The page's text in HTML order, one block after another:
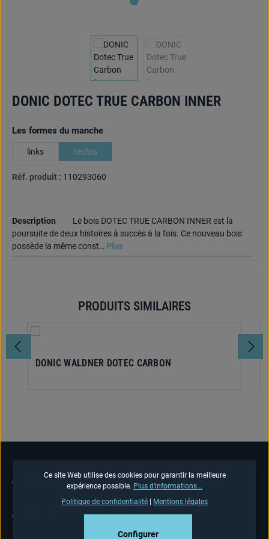
DONIC DOTEC TRUE CARBON INNER
Sélectionnez
Les formes du manche
links rechts
Réf. produit : 110293060
Description
Le bois DOTEC TRUE CARBON INNER est la
poursuite de deux histoires à succès à la fois. Ce nouveau bois
possède la même const… Plus
Ignorer la galerie de produitsPRODUITS SIMILAIRES
DONIC WALDNER DOTEC CARBON
ASSISTANCE TÉLÉPHONIQUE
ASSISTANCE BOUTIQUE
Ce site Web utilise des cookies pour garantir la meilleure
expérience possible. Plus d'informations...
Politique de confidentialité
Mentions légales
Configurer